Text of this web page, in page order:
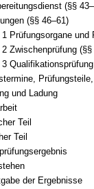
(§§
(§§ 46–61)
und
Zwischenprüfung (§§
und Ladung
Teil
Teil
der Ergebnisse